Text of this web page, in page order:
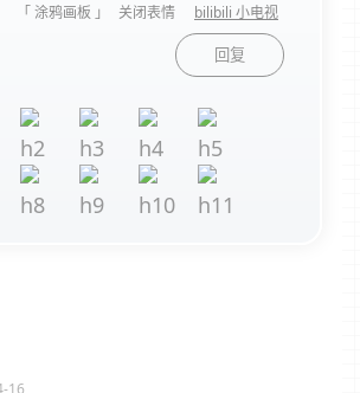
「 涂鸦画板 」 关闭表情 bilibili 小电视
回复
16